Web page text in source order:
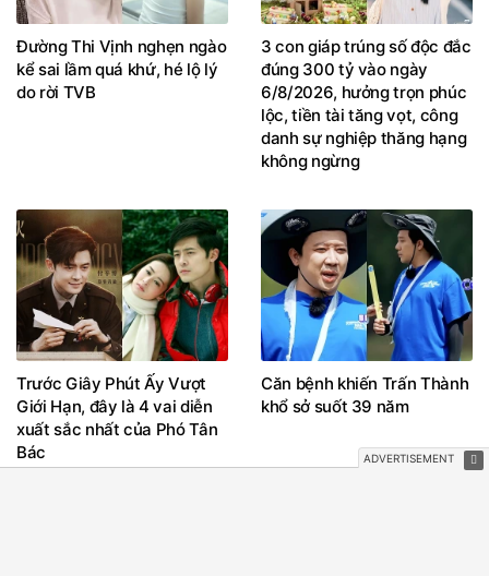
Đường Thi Vịnh nghẹn ngào
kể sai lầm quá khứ, hé lộ lý
do rời TVB
3 con giáp trúng số độc đắc
đúng 300 tỷ vào ngày
6/8/2026, hưởng trọn phúc
lộc, tiền tài tăng vọt, công
danh sự nghiệp thăng hạng
không ngừng
Trước Giây Phút Ấy Vượt
Giới Hạn, đây là 4 vai diễn
xuất sắc nhất của Phó Tân
Bác
Căn bệnh khiến Trấn Thành
khổ sở suốt 39 năm